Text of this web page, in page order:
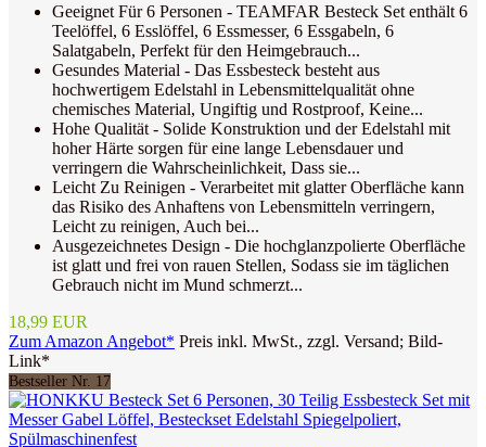
Geeignet Für 6 Personen - TEAMFAR Besteck Set enthält 6
Teelöffel, 6 Esslöffel, 6 Essmesser, 6 Essgabeln, 6
Salatgabeln, Perfekt für den Heimgebrauch...
Gesundes Material - Das Essbesteck besteht aus
hochwertigem Edelstahl in Lebensmittelqualität ohne
chemisches Material, Ungiftig und Rostproof, Keine...
Hohe Qualität - Solide Konstruktion und der Edelstahl mit
hoher Härte sorgen für eine lange Lebensdauer und
verringern die Wahrscheinlichkeit, Dass sie...
Leicht Zu Reinigen - Verarbeitet mit glatter Oberfläche kann
das Risiko des Anhaftens von Lebensmitteln verringern,
Leicht zu reinigen, Auch bei...
Ausgezeichnetes Design - Die hochglanzpolierte Oberfläche
ist glatt und frei von rauen Stellen, Sodass sie im täglichen
Gebrauch nicht im Mund schmerzt...
18,99 EUR
Zum Amazon Angebot* Preis inkl. MwSt., zzgl. Versand; Bild-
Link*
Bestseller Nr. 17